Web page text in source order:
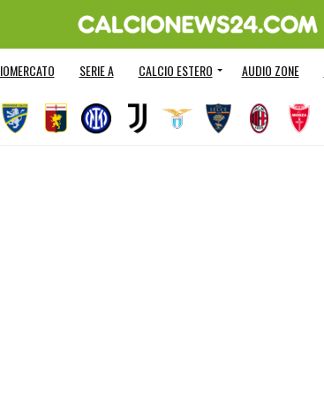
SERIE A CALCIO ESTERO AUDIO ZONE